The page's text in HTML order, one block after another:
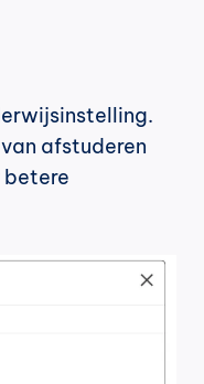
afstuderen